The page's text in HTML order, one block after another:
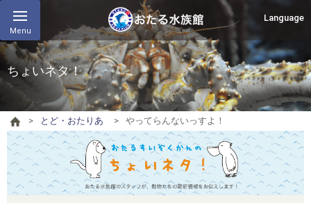
Menu
Language
ちょいネタ！
とど・おたりあ やってらんないっすよ！